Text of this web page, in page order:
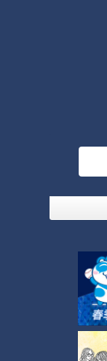
名鉄
ねられ死亡 一部区間で
みで
車い
とふ
ラン
約
「つ
方で
愛知